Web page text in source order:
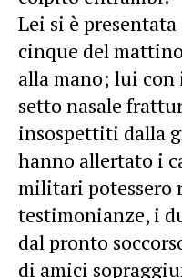
Lei si è
cinque del
alla mano; lui
setto nasale
insospettiti dalla
hanno allertato i
militari potessero
testimonianze, i
dal pronto
di amici